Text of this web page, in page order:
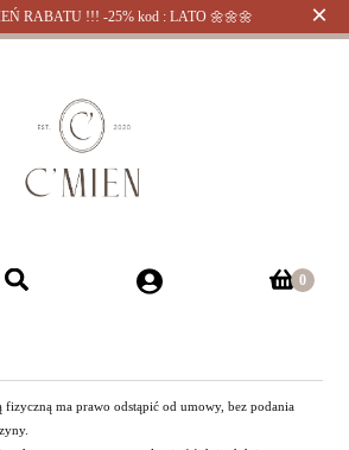
RABATU !!! -25% kod : LATO 🌼🌼🌼 ×
fizyczną ma prawo odstąpić od umowy, bez podania